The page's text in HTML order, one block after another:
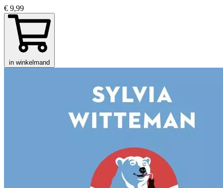
€ 9,99
in winkelmand